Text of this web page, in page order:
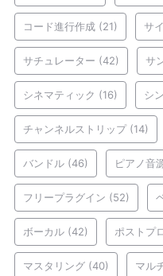
コード進行作成 (21) サ
サチュレーター (42) サ
シネマティック (16) シ
チャンネルストリップ(14)
バンドル (46) ピアノ音
フリープラグイン (52)
ボーカル (42) ポストプ
マスタリング (40) マル